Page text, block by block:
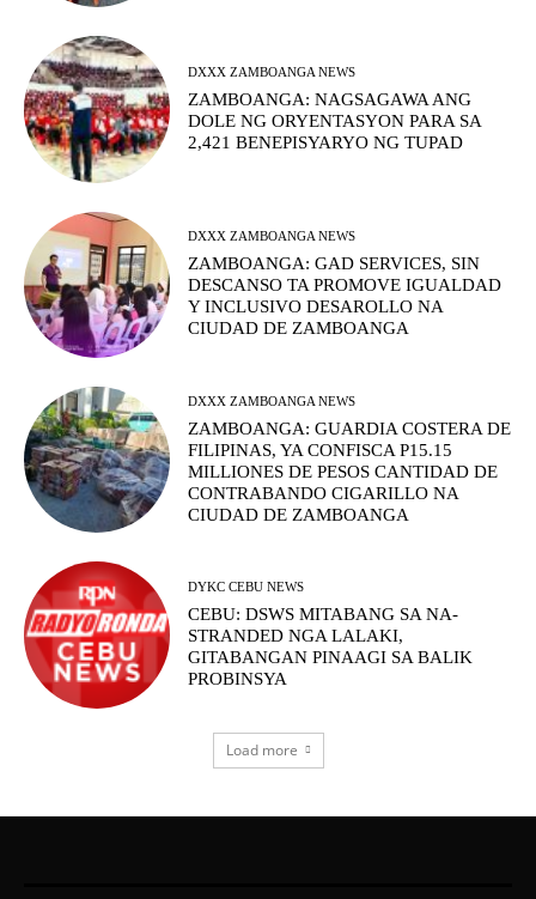
DXXX ZAMBOANGA NEWS
ZAMBOANGA: NAGSAGAWA ANG
DOLE NG ORYENTASYON PARA SA
2,421 BENEPISYARYO NG TUPAD
DXXX ZAMBOANGA NEWS
ZAMBOANGA: GAD SERVICES, SIN
DESCANSO TA PROMOVE IGUALDAD
Y INCLUSIVO DESAROLLO NA
CIUDAD DE ZAMBOANGA
DXXX ZAMBOANGA NEWS
ZAMBOANGA: GUARDIA COSTERA DE
FILIPINAS, YA CONFISCA P15.15
MILLIONES DE PESOS CANTIDAD DE
CONTRABANDO CIGARILLO NA
CIUDAD DE ZAMBOANGA
DYKC CEBU NEWS
CEBU: DSWS MITABANG SA NA-
STRANDED NGA LALAKI,
GITABANGAN PINAAGI SA BALIK
PROBINSYA
Load more